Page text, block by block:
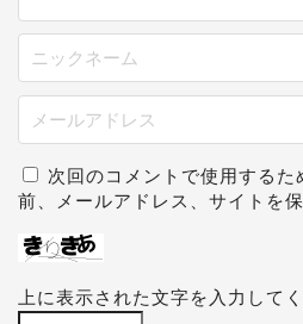
次回のコメントで使用するた
前、メールアドレス、サイトを保
上に表示された文字を入力してく